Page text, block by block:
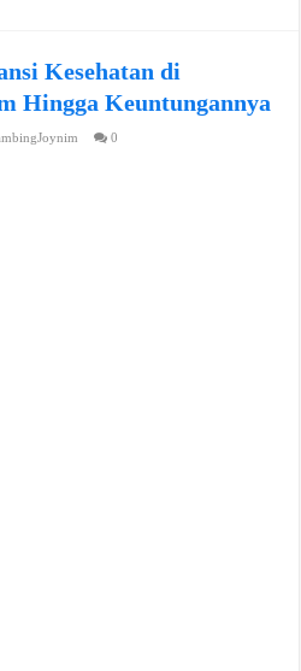
Kesehatan di
Hingga Keuntungannya
0